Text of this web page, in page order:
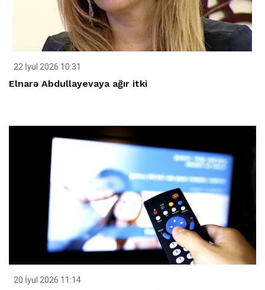
22 İyul 2026 10:31
Elnarə Abdullayevaya ağır itki
20 İyul 2026 11:14